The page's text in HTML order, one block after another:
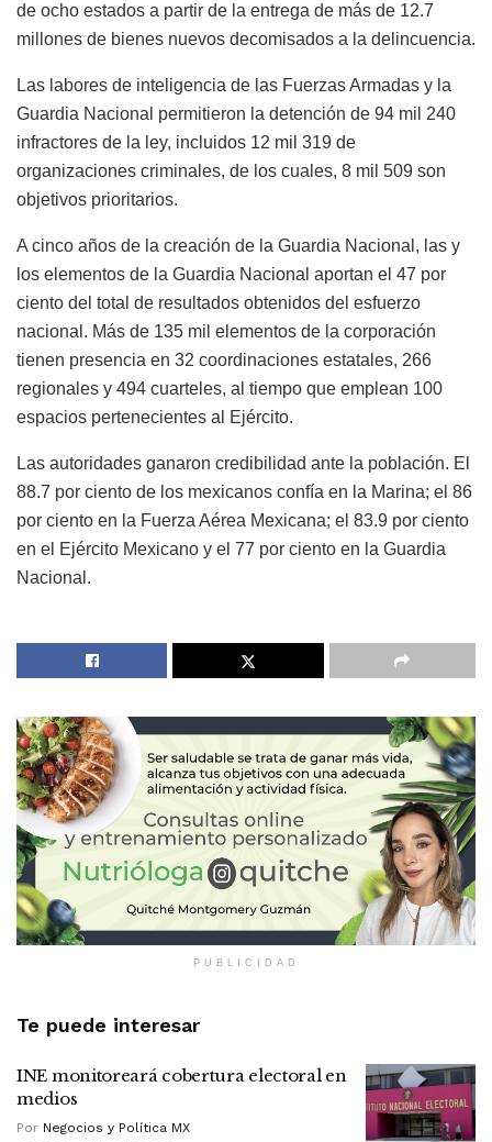
de ocho estados a partir de la entrega de más de 12.7
millones de bienes nuevos decomisados a la delincuencia.
Las labores de inteligencia de las Fuerzas Armadas y la
Guardia Nacional permitieron la detención de 94 mil 240
infractores de la ley, incluidos 12 mil 319 de
organizaciones criminales, de los cuales, 8 mil 509 son
objetivos prioritarios.
A cinco años de la creación de la Guardia Nacional, las y
los elementos de la Guardia Nacional aportan el 47 por
ciento del total de resultados obtenidos del esfuerzo
nacional. Más de 135 mil elementos de la corporación
tienen presencia en 32 coordinaciones estatales, 266
regionales y 494 cuarteles, al tiempo que emplean 100
espacios pertenecientes al Ejército.
Las autoridades ganaron credibilidad ante la población. El
88.7 por ciento de los mexicanos confía en la Marina; el 86
por ciento en la Fuerza Aérea Mexicana; el 83.9 por ciento
en el Ejército Mexicano y el 77 por ciento en la Guardia
Nacional.
PUBLICIDAD
Te puede interesar
INE monitoreará cobertura electoral en
medios
Por Negocios y Política MX